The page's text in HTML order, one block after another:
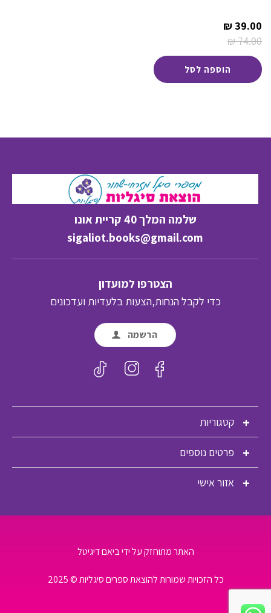
74.00
₪המחיר
המקורי
39.00
₪המחיר
הנוכחי
הוא:
39.00 ₪.
הוספה לסל
שלמה המלך 40 קריית אונו
sigaliot.books@gmail.com
הצטרפו למועדון
כדי לקבל הנחות,הצעות בלעדיות ועדכונים
הרשמה
קטגוריות
פרטים נוספים
אזור אישי
האתר מתוחזק על ידי ביאם דיגיטל
כל הזכויות שמורות להוצאת ספרים סיגליות © 2025